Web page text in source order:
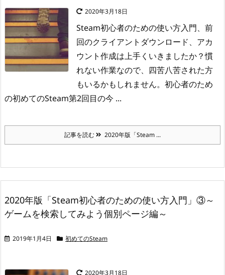
2020年3月18日
Steam初心者のための使い方入門、前
回のクライアントダウンロード、アカ
ウント作成は上手くいきましたか？慣
れない作業なので、四苦八苦された方
もいるかもしれません。 初心者のため
の初めてのSteam第2回目の今 ...
記事を読む 2020年版「Steam ...
2020年版「Steam初心者のための使い方入門」③～
ゲームを検索してみよう個別ページ編～
2019年1月4日 初めてのSteam
2020年3月18日